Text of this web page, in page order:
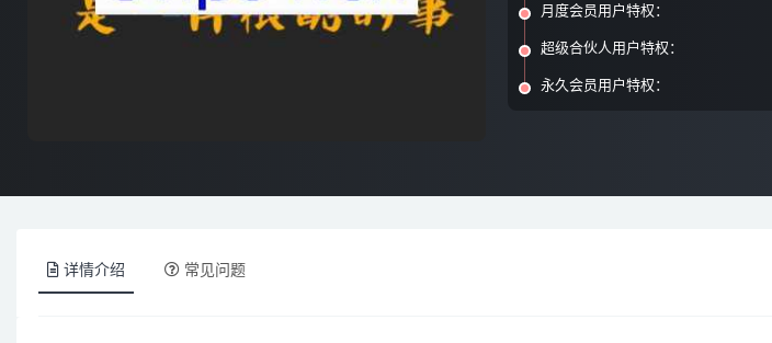
月度会员用户特权：
超级合伙人用户特权：
永久会员用户特权：
详情介绍 常见问题